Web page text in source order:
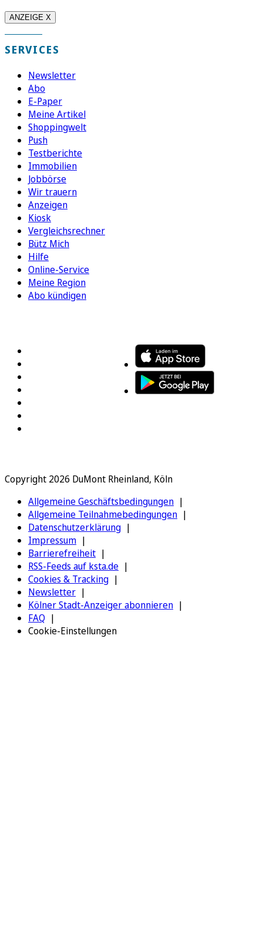
ANZEIGE X
SERVICES
Newsletter
Abo
E-Paper
Meine Artikel
Shoppingwelt
Push
Testberichte
Immobilien
Jobbörse
Wir trauern
Anzeigen
Kiosk
Vergleichsrechner
Bütz Mich
Hilfe
Online-Service
Meine Region
Abo kündigen
Copyright 2026 DuMont Rheinland, Köln
Allgemeine Geschäftsbedingungen
Allgemeine Teilnahmebedingungen
Datenschutzerklärung
Impressum
Barrierefreiheit
RSS-Feeds auf ksta.de
Cookies & Tracking
Newsletter
Kölner Stadt-Anzeiger abonnieren
FAQ
Cookie-Einstellungen